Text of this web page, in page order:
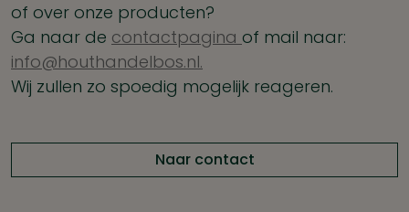
of over onze producten?
Ga naar de contactpagina of mail naar:
info@houthandelbos.nl.
Wij zullen zo spoedig mogelijk reageren.
Naar contact